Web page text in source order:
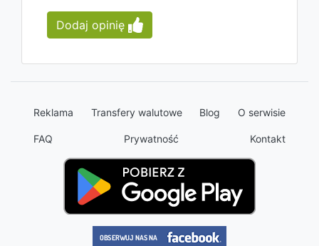
Dodaj opinię
Reklama Transfery walutowe Blog O serwisie
FAQ Prywatność Kontakt